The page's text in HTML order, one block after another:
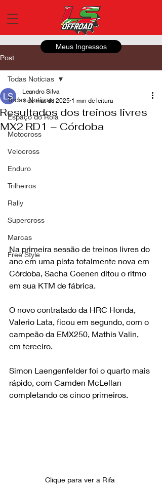
Meus Ingressos
Post
Todas Notícias
Espaço do Roia
Motocross
Velocross
Enduro
Trilheiros
Rally
Supercross
Marcas
Free Style
Todas Notícias
Resultados dos treinos livres
MX2 RD1 – Córdoba
Leandro Silva
1 de mar. de 2025 1 min de leitura
Na primeira sessão de treinos livres do
ano em uma pista totalmente nova em
Córdoba, Sacha Coenen ditou o ritmo
em sua KTM de fábrica.
O novo contratado da HRC Honda,
Valerio Lata, ficou em segundo, com o
campeão da EMX250, Mathis Valin,
em terceiro.
Simon Laengenfelder foi o quarto mais
rápido, com Camden McLellan
completando os cinco primeiros.
Clique para ver a Rifa